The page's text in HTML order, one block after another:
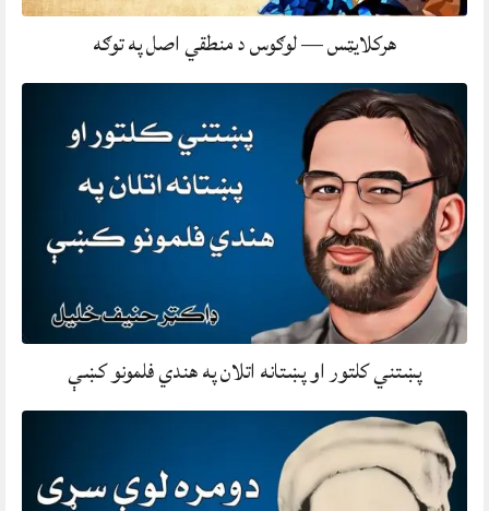
هرکلایټس — لوګوس د منطقي اصل په توګه
پښتني کلتور او پښتانه اتلان په هندي فلمونو کښې